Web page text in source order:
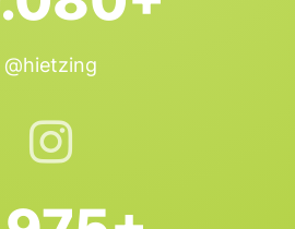
@hietzing